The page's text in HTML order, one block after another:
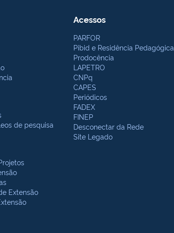
de pesquisa
Extensão
Acessos
PARFOR
Pibid e Residência Pedagógica
Prodocência
LAPETRO
CNPq
CAPES
Periódicos
FADEX
FINEP
Desconectar da Rede
Site Legado